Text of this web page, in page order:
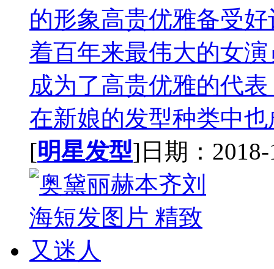
的形象高贵优雅备受
着百年来最伟大的女
成为了高贵优雅的代
在新娘的发型种类中也
[明星发型]日期：2018-